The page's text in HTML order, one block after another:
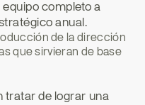
completo a
anual.
de la dirección
que sirvieran de base
tratar de lograr una